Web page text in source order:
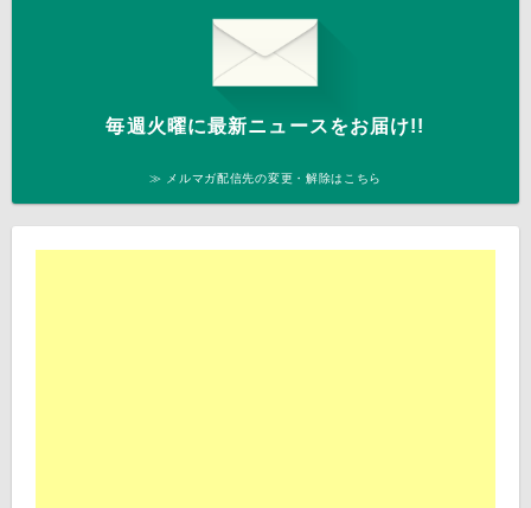
毎週火曜に最新ニュースをお届け!!
≫ メルマガ配信先の変更・解除はこちら